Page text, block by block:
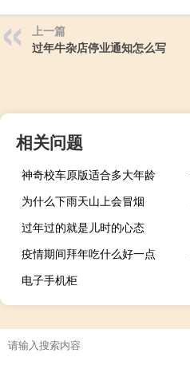
上一篇
过年牛杂店停业通知怎么写
相关问题
神奇校车原版适合多大年龄
为什么下雨天山上会冒烟
过年过的就是儿时的心态
疫情期间拜年吃什么好一点
电子手机柜